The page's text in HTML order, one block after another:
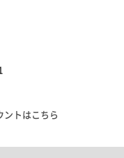
ントはこちら